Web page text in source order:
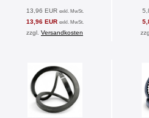
13,96 EUR exkl. MwSt.
13,96 EUR exkl. MwSt.
zzgl. Versandkosten